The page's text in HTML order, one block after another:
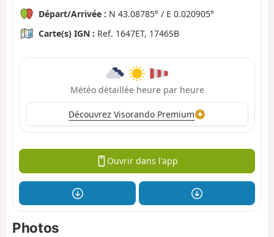
Départ/Arrivée : N 43.08785° / E 0.020905°
Carte(s) IGN : Ref. 1647ET, 1746SB
Météo détaillée heure par heure
Découvrez Visorando Premium
Ouvrir dans l'app
Photos